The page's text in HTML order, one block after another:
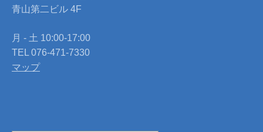
青山第二ビル 4F
月 - 土 10:00-17:00
TEL 076-471-7330
マップ